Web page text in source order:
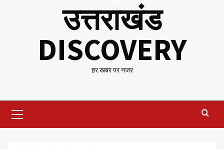
उत्तराखंड
DISCOVERY
हर खबर पर नजर
Menu